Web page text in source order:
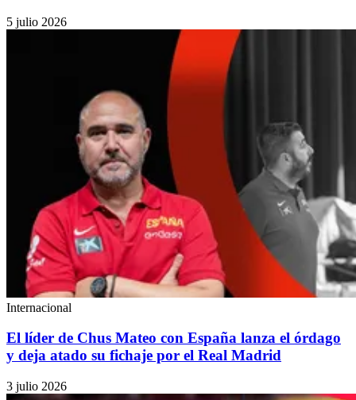
5 julio 2026
Internacional
El líder de Chus Mateo con España lanza el órdago
y deja atado su fichaje por el Real Madrid
3 julio 2026